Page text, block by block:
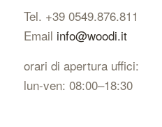
Tel. +39 0549.876.811
Email info@woodi.it
orari di apertura uffici:
lun-ven: 08:00–18:30